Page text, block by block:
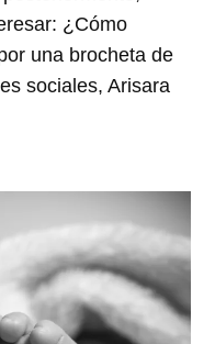
¿Cómo
una brocheta de
sociales, Arisara